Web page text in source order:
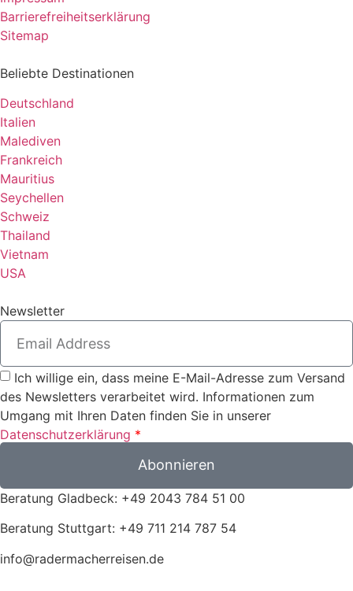
Barrierefreiheitserklärung
Sitemap
Beliebte Destinationen
Deutschland
Italien
Malediven
Frankreich
Mauritius
Seychellen
Schweiz
Thailand
Vietnam
USA
Newsletter
Ich willige ein, dass meine E-Mail-Adresse zum Versand
des Newsletters verarbeitet wird. Informationen zum
Umgang mit Ihren Daten finden Sie in unserer
Datenschutzerklärung *
Abonnieren
Beratung Gladbeck: +49 2043 784 51 00
Beratung Stuttgart: +49 711 214 787 54
info@radermacherreisen.de